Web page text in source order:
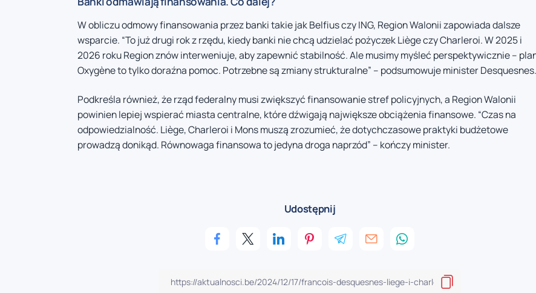
W obliczu odmowy finansowania przez banki takie jak Belfius czy ING, Region Walonii zapowiada dalsze
wsparcie. “To już drugi rok z rzędu, kiedy banki nie chcą udzielać pożyczek Liège czy Charleroi. W 2025 i
2026 roku Region znów interweniuje, aby zapewnić stabilność. Ale musimy myśleć perspektywicznie –
Oxygène to tylko doraźna pomoc. Potrzebne są zmiany strukturalne” – podsumowuje minister Desquesnes.
Podkreśla również, że rząd federalny musi zwiększyć finansowanie stref policyjnych, a Region Walonii
powinien lepiej wspierać miasta centralne, które dźwigają największe obciążenia finansowe. “Czas na
odpowiedzialność. Liège, Charleroi i Mons muszą zrozumieć, że dotychczasowe praktyki budżetowe
prowadzą donikąd. Równowaga finansowa to jedyna droga naprzód” – kończy minister.
Udostępnij